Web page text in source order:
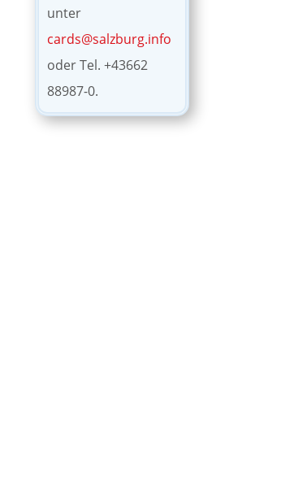
unter
cards@salzburg.info
oder Tel. +43662
88987-0.